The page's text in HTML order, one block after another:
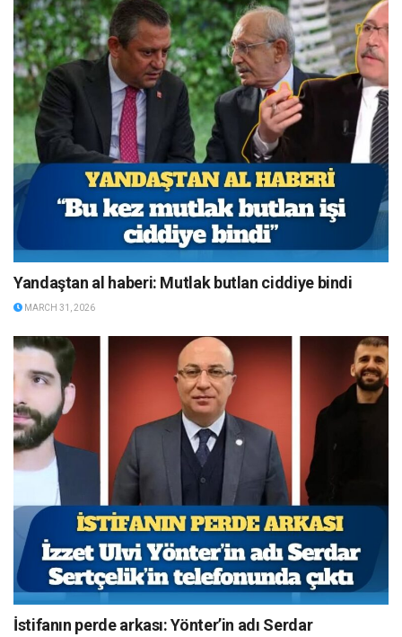
Yandaştan al haberi: Mutlak butlan ciddiye bindi
MARCH 31, 2026
İstifanın perde arkası: Yönter’in adı Serdar